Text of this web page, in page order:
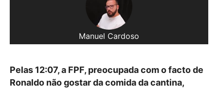
Manuel Cardoso
Pelas 12:07, a FPF, preocupada com o facto de
Ronaldo não gostar da comida da cantina,